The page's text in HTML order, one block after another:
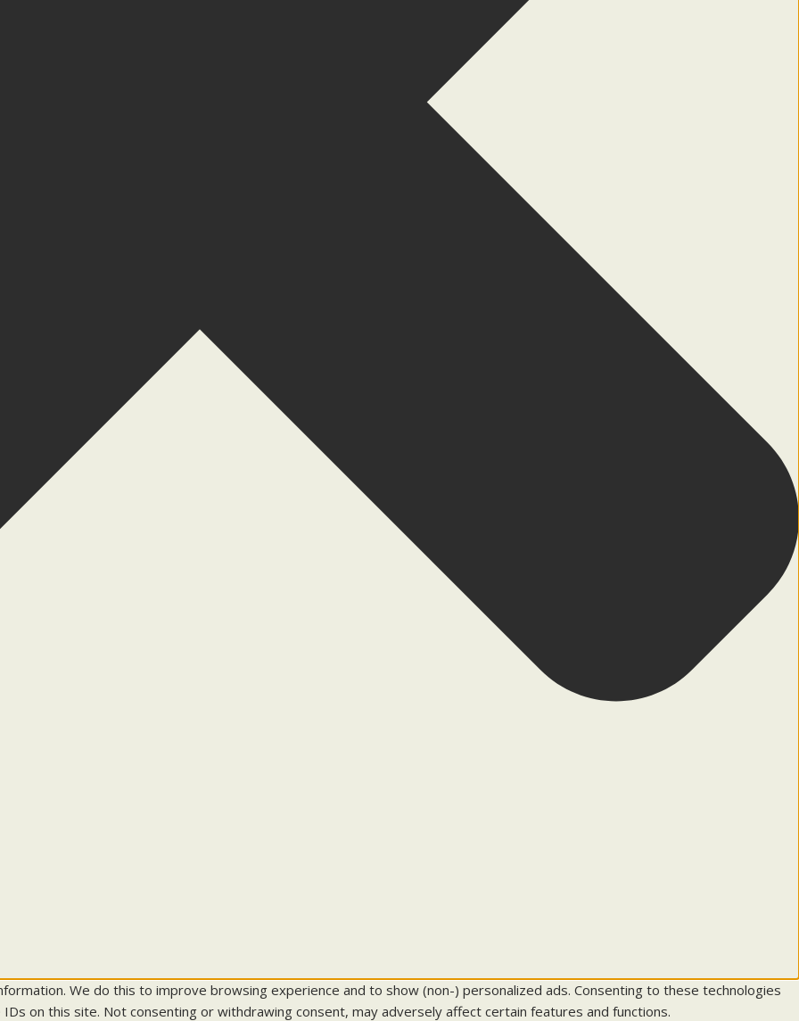
We do this to improve browsing experience and to show (non-) personalized ads. Consenting to these technologies
on this site. Not consenting or withdrawing consent, may adversely affect certain features and functions.